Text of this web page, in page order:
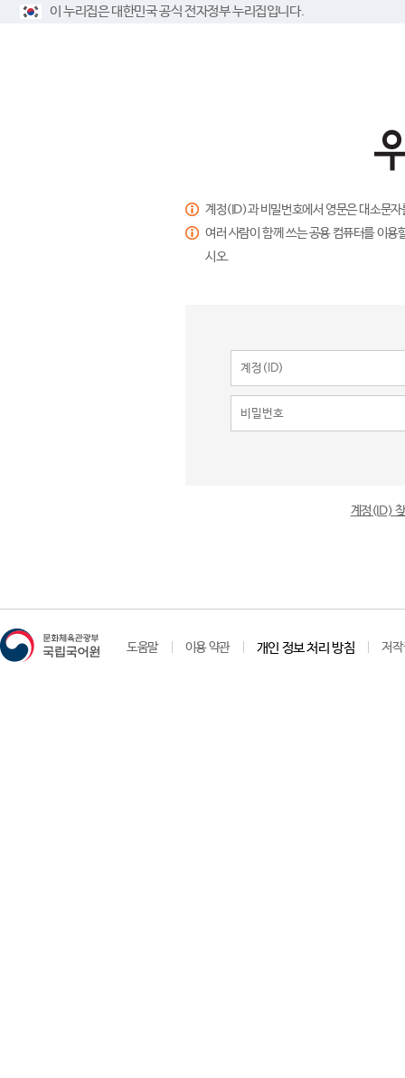
이 누리집은 대한민국 공식 전자정부 누리집입니다.
계정(ID)과 비밀번호에서 영문은 대소문
여러 사람이 함께 쓰는 공용 컴퓨터를 이
시오.
계정(ID)
도움말 이용 약관 개인 정보 처리 방침 저